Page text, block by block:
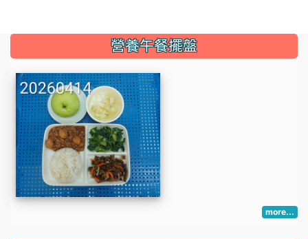
::: 營養午餐擺盤
more...